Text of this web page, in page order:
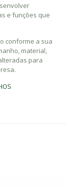
e funções que
conforme a sua
material,
para